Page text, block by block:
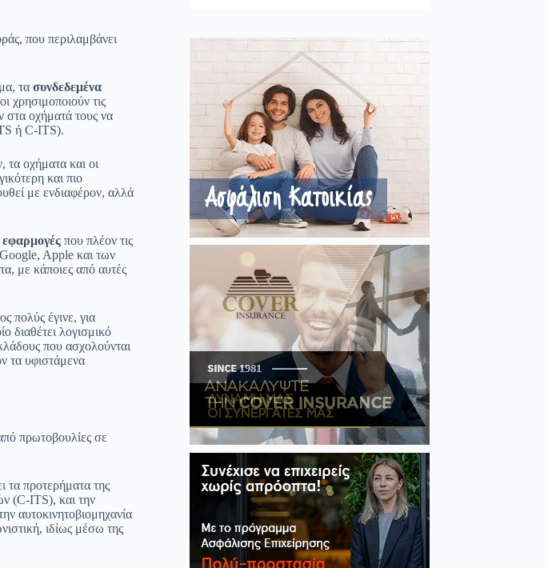
που περιλαμβάνει
τα συνδεδεμένα
χρησιμοποιούν τις
στα οχήματά τους να
ή C-ITS).
τα οχήματα και οι
και πιο
με ενδιαφέρον, αλλά
εφαρμογές που πλέον τις
Apple και των
με κάποιες από αυτές
πολύς έγινε, για
διαθέτει λογισμικό
που ασχολούνται
τα υφιστάμενα
πρωτοβουλίες σε
τα προτερήματα της
(C-ITS), και την
αυτοκινητοβιομηχανία
ιδίως μέσω της